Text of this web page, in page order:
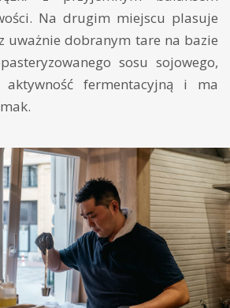
Na drugim miejscu plasuje
uważnie dobranym tare na bazie
sosu sojowego,
aktywność fermentacyjną i ma